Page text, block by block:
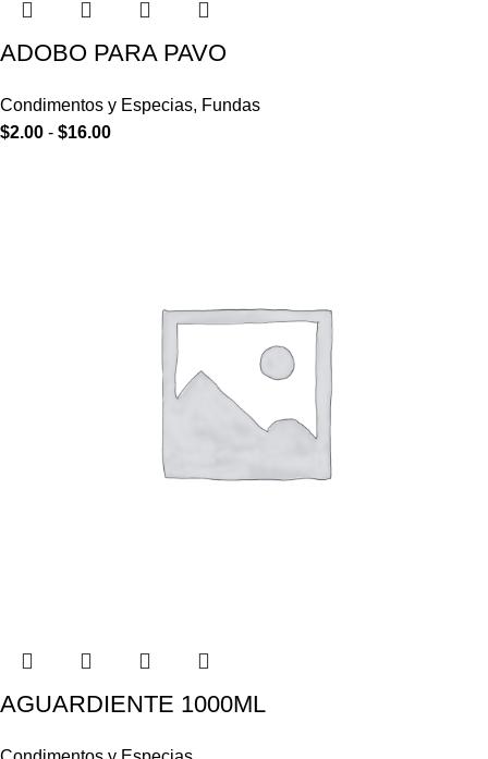
ADOBO PARA PAVO
Condimentos y Especias, Fundas
$2.00 - $16.00
AGUARDIENTE 1000ML